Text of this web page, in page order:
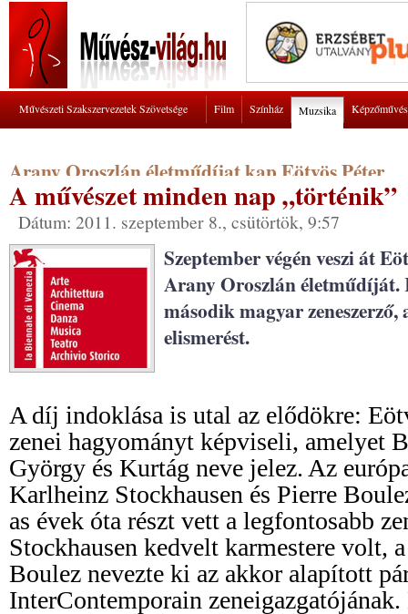
Művészeti Szakszervezetek Szövetsége Film Színház Muzsika
Arany Oroszlán életműdíjat kap Eötvös Péter
A művészet minden nap „történik”
Dátum: 2011. szeptember 8., csütörtök, 9:57
Szeptember végén veszi át
Arany Oroszlán
második magyar
elismerést.
A díj indoklása is utal az elődökre:
zenei hagyományt képviseli, amelyet
György és Kurtág neve jelez. Az
Karlheinz Stockhausen és Pierre
as évek óta részt vett a legfontosabb
Stockhausen kedvelt karmestere volt,
Boulez nevezte ki az akkor alapított
InterContemporain